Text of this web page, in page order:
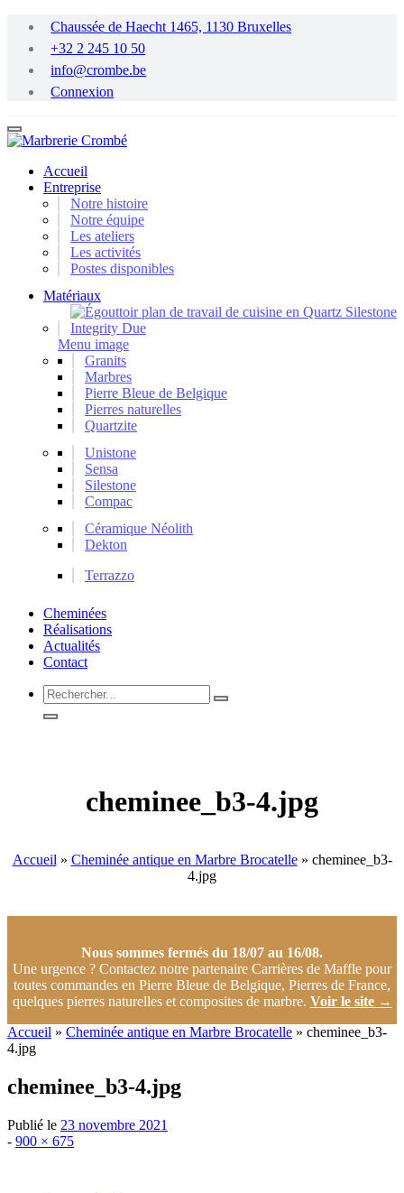
contenu
principal
Chaussée de Haecht 1465, 1130 Bruxelles
+32 2 245 10 50
info@crombe.be
Connexion
Accueil
Entreprise
Notre histoire
Notre équipe
Les ateliers
Les activités
Postes disponibles
Matériaux
Menu image
Granits
Marbres
Pierre Bleue de Belgique
Pierres naturelles
Quartzite
Unistone
Sensa
Silestone
Compac
Céramique Néolith
Dekton
Terrazzo
Cheminées
Réalisations
Actualités
Contact
Rechercher...
cheminee_b3-4.jpg
Accueil» Cheminée antique en Marbre Brocatelle» cheminee_b3-
4.jpg
Nous sommes fermés du 18/07 au 16/08.
Une urgence ? Contactez notre partenaire Carrières de Maffle pour
toutes commandes en Pierre Bleue de Belgique, Pierres de France,
quelques pierres naturelles et composites de marbre. Voir le site →
Accueil » Cheminée antique en Marbre Brocatelle » cheminee_b3-
4.jpg
cheminee_b3-4.jpg
Publié le 23 novembre 2021
- Taille
900 × 675